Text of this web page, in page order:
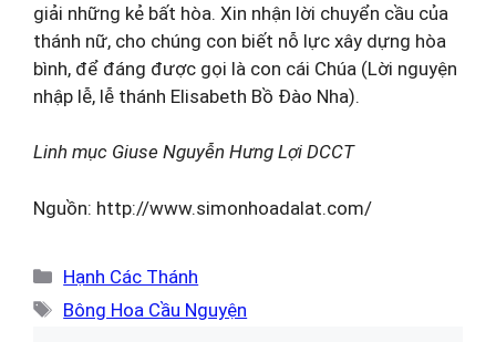
giải những kẻ bất hòa. Xin nhận lời chuyển cầu của
thánh nữ, cho chúng con biết nỗ lực xây dựng hòa
bình, để đáng được gọi là con cái Chúa (Lời nguyện
nhập lễ, lễ thánh Elisabeth Bồ Đào Nha).
Linh mục Giuse Nguyễn Hưng Lợi DCCT
Nguồn: http://www.simonhoadalat.com/
Danh
mục
Hạnh Các Thánh
Thẻ
Bông Hoa Cầu Nguyện